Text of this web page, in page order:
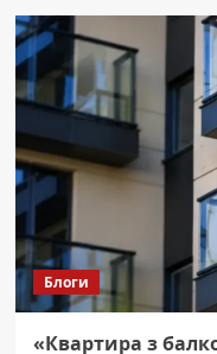
Блоги
«Квартира з